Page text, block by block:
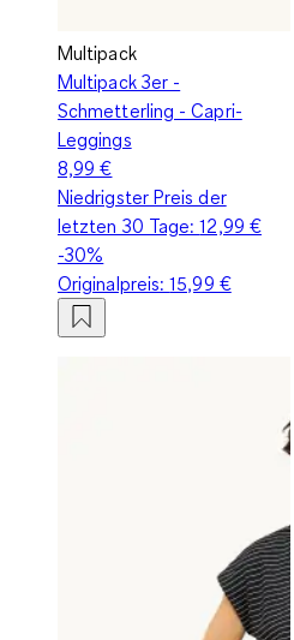
Multipack
Multipack 3er -
Schmetterling - Capri-
Leggings
8,99 €
Niedrigster Preis der
letzten 30 Tage:12,99 €
-30%
Originalpreis:15,99 €